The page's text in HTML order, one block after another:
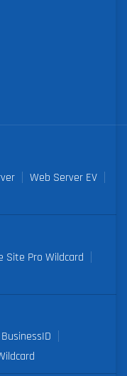
Web Server EV
Site Pro Wildcard